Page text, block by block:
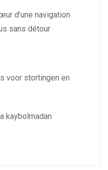
d’une navigation
sans détour
voor stortingen en
kaybolmadan